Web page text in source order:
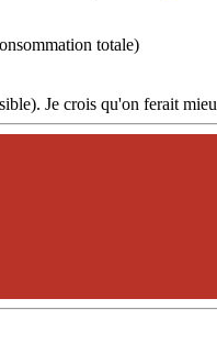
totale)
Je crois qu'on ferait